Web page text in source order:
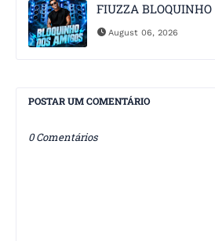
FIUZZA BLOQUINHO
August 06, 2026
POSTAR UM COMENTÁRIO
0 Comentários